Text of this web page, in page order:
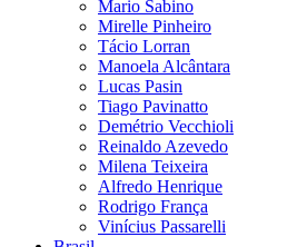
Mario Sabino
Mirelle Pinheiro
Tácio Lorran
Manoela Alcântara
Lucas Pasin
Tiago Pavinatto
Demétrio Vecchioli
Reinaldo Azevedo
Milena Teixeira
Alfredo Henrique
Rodrigo França
Vinícius Passarelli